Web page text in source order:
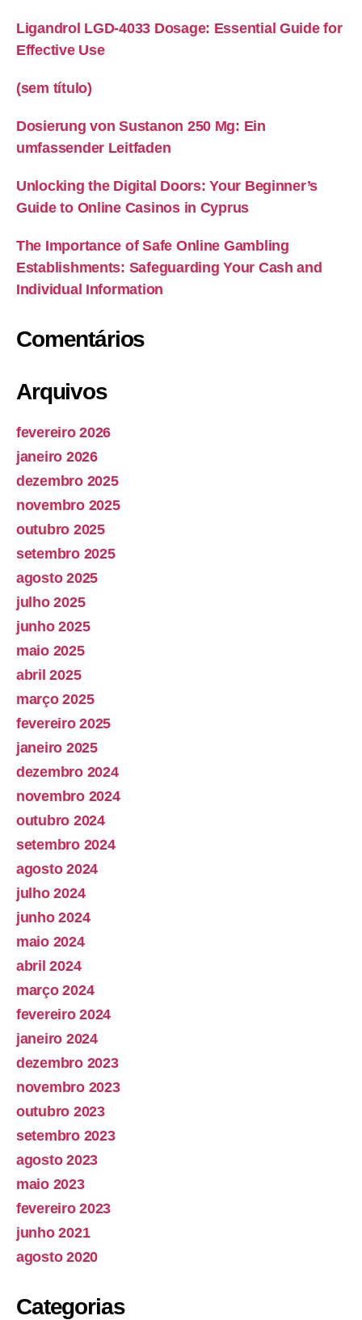
Ligandrol LGD-4033 Dosage: Essential Guide for
Effective Use
(sem título)
Dosierung von Sustanon 250 Mg: Ein
umfassender Leitfaden
Unlocking the Digital Doors: Your Beginner’s
Guide to Online Casinos in Cyprus
The Importance of Safe Online Gambling
Establishments: Safeguarding Your Cash and
Individual Information
Comentários
Arquivos
fevereiro 2026
janeiro 2026
dezembro 2025
novembro 2025
outubro 2025
setembro 2025
agosto 2025
julho 2025
junho 2025
maio 2025
abril 2025
março 2025
fevereiro 2025
janeiro 2025
dezembro 2024
novembro 2024
outubro 2024
setembro 2024
agosto 2024
julho 2024
junho 2024
maio 2024
abril 2024
março 2024
fevereiro 2024
janeiro 2024
dezembro 2023
novembro 2023
outubro 2023
setembro 2023
agosto 2023
maio 2023
fevereiro 2023
junho 2021
agosto 2020
Categorias